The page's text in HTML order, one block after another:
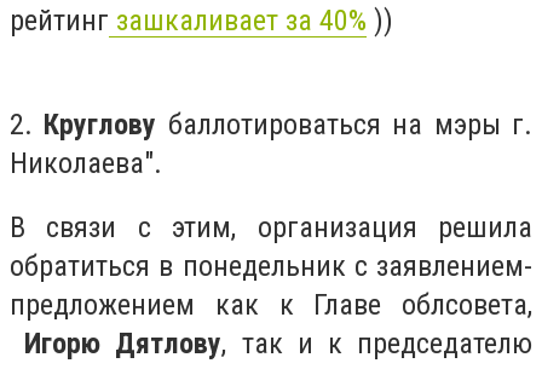
рейтинг зашкаливает за 40% ))
2. Круглову баллотироваться на мэры г.
Николаева".
В связи с этим, организация решила
обратиться в понедельник с заявлением-
предложением как к Главе облсовета,
Игорю Дятлову, так и к председателю